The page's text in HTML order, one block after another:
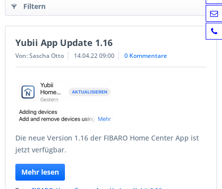
Filtern
Yubii App Update 1.16
Von: Sascha Otto 14.04.22 09:00 0 Kommentare
Die neue Version 1.16 der FIBARO Home Center App ist
jetzt verfügbar.
Mehr lesen